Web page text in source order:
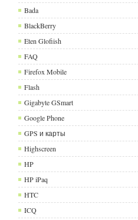
Bada
BlackBerry
Eten Glofiish
FAQ
Firefox Mobile
Flash
Gigabyte GSmart
Google Phone
GPS и карты
Highscreen
HP
HP iPaq
HTC
ICQ